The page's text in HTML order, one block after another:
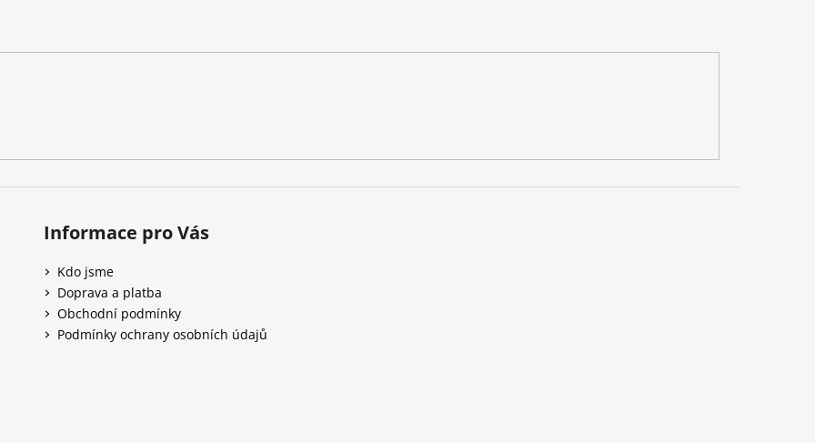
Informace pro Vás
Kdo jsme
Doprava a platba
Obchodní podmínky
Podmínky ochrany osobních údajů